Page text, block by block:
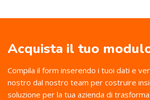
Acquista il tuo
Compila il form inserendo i tuoi dati e
nostro dal nostro team per costruire
soluzione per la tua azienda di